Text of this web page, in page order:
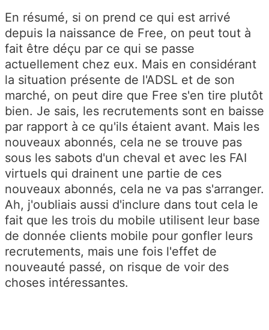
En résumé, si on prend ce qui est arrivé
depuis la naissance de Free, on peut tout à
fait être déçu par ce qui se passe
actuellement chez eux. Mais en considérant
la situation présente de l'ADSL et de son
marché, on peut dire que Free s'en tire plutôt
bien. Je sais, les recrutements sont en baisse
par rapport à ce qu'ils étaient avant. Mais les
nouveaux abonnés, cela ne se trouve pas
sous les sabots d'un cheval et avec les FAI
virtuels qui drainent une partie de ces
nouveaux abonnés, cela ne va pas s'arranger.
Ah, j'oubliais aussi d'inclure dans tout cela le
fait que les trois du mobile utilisent leur base
de donnée clients mobile pour gonfler leurs
recrutements, mais une fois l'effet de
nouveauté passé, on risque de voir des
choses intéressantes.